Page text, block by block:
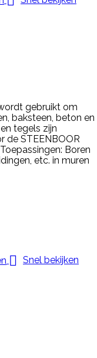
gebruikt om
baksteen, beton en
tegels zijn
de STEENBOOR
Boren
etc. in muren
 Snel bekijken